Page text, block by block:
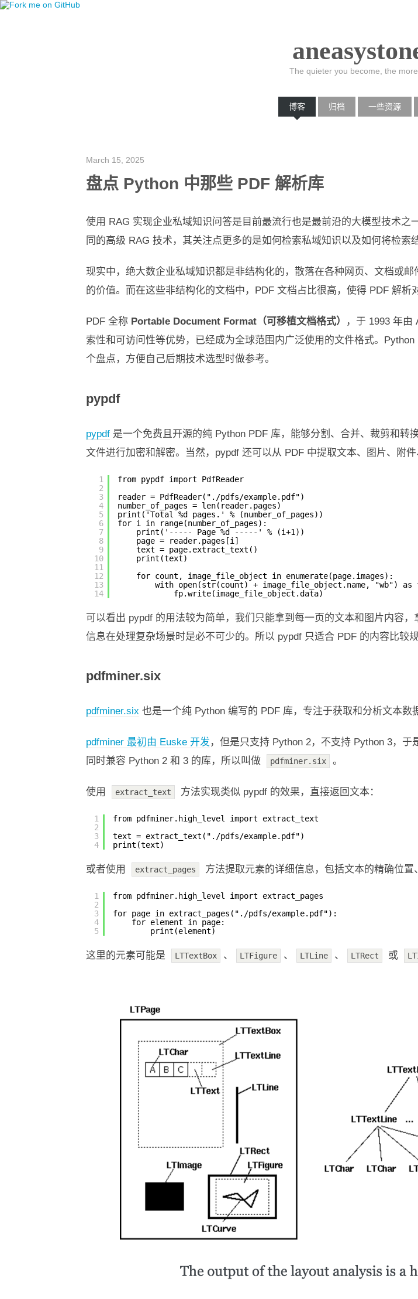
The quieter you become, the
博客 归档 一些资源
March 15, 2025
盘点 Python 中那些 PDF 解析库
使用 RAG 实现企业私域知识问答是目前最流行也是最前沿的大模型技术之
同的高级 RAG 技术，其关注点更多的是如何检索私域知识以及如何将检索
现实中，绝大数企业私域知识都是非结构化的，散落在各种网页、文档或
的价值。而在这些非结构化的文档中，PDF 文档占比很高，使得 PDF 解析
PDF 全称 Portable Document Format（可移植文档格式）
，于 1993 年由
索性和可访问性等优势，已经成为全球范围内广泛使用的文件格式。
个盘点，方便自己后期技术选型时做参考。
pypdf
pypdf 是一个免费且开源的纯 Python PDF 库，能够分割、合并、裁剪和
文件进行加密和解密。当然，pypdf 还可以从 PDF 中提取文本、图片、附件
1
2
3
4
5
6
7
8
9
10
11
12
13
14
from pypdf import PdfReader
reader = PdfReader("./pdfs/example.pdf")
number_of_pages = len(reader.pages)
print('Total %d pages.' % (number_of_pages))
for i in range(number_of_pages):
print('----- Page %d -----' % (i+1))
page = reader.pages[i]
text = page.extract_text()
print(text)
for count, image_file_object in enumerate(page.images):
with open(str(count) + image_file_object.name, "wb") as
fp.write(image_file_object.data)
可以看出 pypdf 的用法较为简单，我们只能拿到每一页的文本和图片内容
信息在处理复杂场景时是必不可少的。所以 pypdf 只适合 PDF 的内容比较规
pdfminer.six
pdfminer.six 也是一个纯 Python 编写的 PDF 库，专注于获取和分析文本数
pdfminer 最初由 Euske 开发 ，但是只支持 Python 2，不支持 Python 3，于
同时兼容 Python 2 和 3 的库，所以叫做
pdfminer.six 。
使用 extract_text 方法实现类似 pypdf 的效果，直接返回文本：
1
2
3
4
from pdfminer.high_level import extract_text
text = extract_text("./pdfs/example.pdf")
print(text)
或者使用 extract_pages 方法提取元素的详细信息，包括文本的精确位置
1
2
3
4
5
from pdfminer.high_level import extract_pages
for page in extract_pages("./pdfs/example.pdf"):
for element in page:
print(element)
这里的元素可能是 LTTextBox 、 LTFigure 、 LTLine 、 LTRect 或